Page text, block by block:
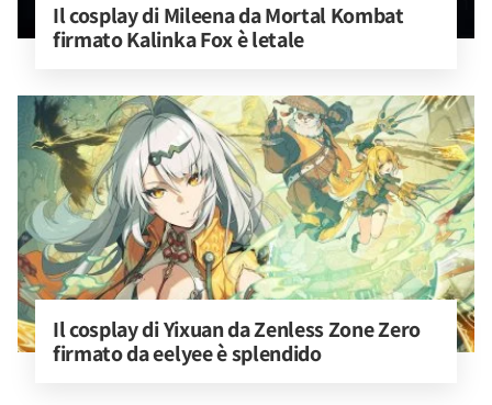
Il cosplay di Mileena da Mortal Kombat
firmato Kalinka Fox è letale
Il cosplay di Yixuan da Zenless Zone Zero
firmato da eelyee è splendido